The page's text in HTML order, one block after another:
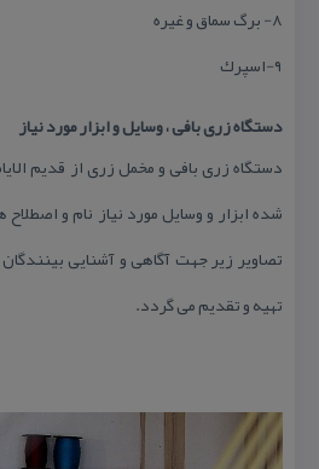
۸- برگ سماق و غیره
۹-اسپرك
دستگاه زری بافی ، وسایل و ابزار مورد نیاز
دستگاه زری بافی و مخمل زری از قدیم
شده ابزار و وسایل مورد نیاز نام و
تصاویر زیر جهت آگاهی و آشنایی
تهیه و تقدیم می گردد.